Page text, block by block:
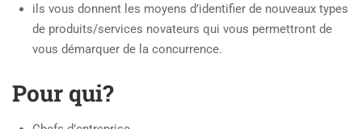
ils vous donnent les moyens d’identifier de nouveaux types
de produits/services novateurs qui vous permettront de
vous démarquer de la concurrence.
Pour qui?